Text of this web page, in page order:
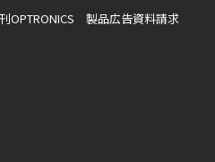
OPTRONICS 製品広告資料請求